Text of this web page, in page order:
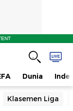
Dunia
Klasemen Liga